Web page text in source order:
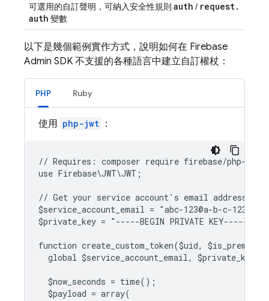
可選用的自訂聲明，可納入安全性規則 auth / request.
auth 變數
以下是幾個範例實作方式，說明如何在 Firebase
Admin SDK 不支援的各種語言中建立自訂權杖：
PHP Ruby
使用 php-jwt ：
// Requires: composer require firebase/php-jwt
use Firebase\JWT\JWT;
// Get your service account's email address
$service_account_email = "abc-123@a-b-c-
$private_key = "-----BEGIN PRIVATE KEY-----
function create_custom_token($uid,
  global $service_account_email, $private_key;
  $now_seconds = time();
  $payload = array(